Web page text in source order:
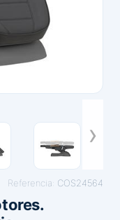
Referencia: COS24564